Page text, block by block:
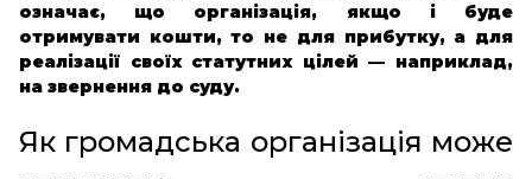
означає, що організація, якщо і буде
отримувати кошти, то не для прибутку, а для
реалізації своїх статутних цілей — наприклад,
на звернення до суду.
Як громадська організація може